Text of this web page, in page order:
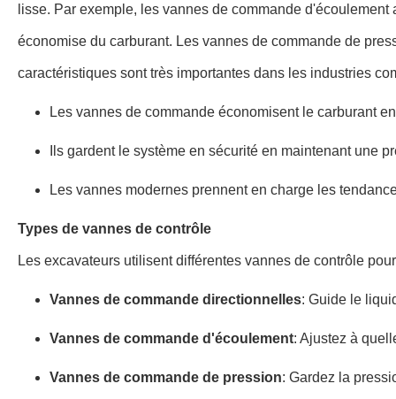
lisse. Par exemple, les vannes de commande
économise du carburant. Les vannes de commande de
caractéristiques sont très importantes dans les industries
Les vannes de commande économisent le carburant
Ils gardent le système en sécurité en maintenant une
Les vannes modernes prennent en charge les
Types de vannes de contrôle
Les excavateurs utilisent différentes vannes de contrôle
Vannes de commande directionnelles: Guide le
Vannes de commande d'écoulement: Ajustez à
Vannes de commande de pression: Gardez la